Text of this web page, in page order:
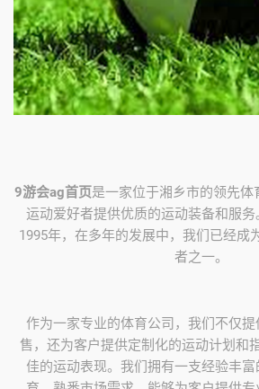
9游会ag首页是一家位于湘乡市的领先
运动爱好者提供优质的运动装备和服
1995年，在多年的发展中，我们已经成
者之一。
作为一家专业的体育公司，我们不仅
售，还为客户提供定制化的运动计划和
佳的运动表现。我们拥有一支经验丰